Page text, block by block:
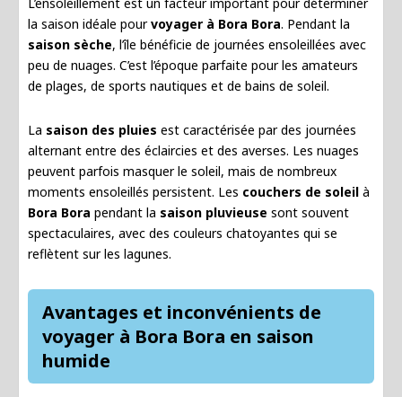
la saison idéale pourvoyager à Bora Bora. Pendant la
saison sèche, l’île bénéficie de journées ensoleillées avec
peu de nuages. C’est l’époque parfaite pour les amateurs
de plages, de sports nautiques et de bains de soleil.
La saison des pluies est caractérisée par des journées
alternant entre des éclaircies et des averses. Les nuages
peuvent parfois masquer le soleil, mais de nombreux
moments ensoleillés persistent. Les couchers de soleil à
Bora Bora pendant la saison pluvieuse sont souvent
spectaculaires, avec des couleurs chatoyantes qui se
reflètent sur les lagunes.
Avantages et inconvénients de
voyager à Bora Bora en saison
humide